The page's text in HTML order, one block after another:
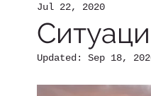
Рассказы гостей
Jul 22, 2020
Updated: Sep 18,